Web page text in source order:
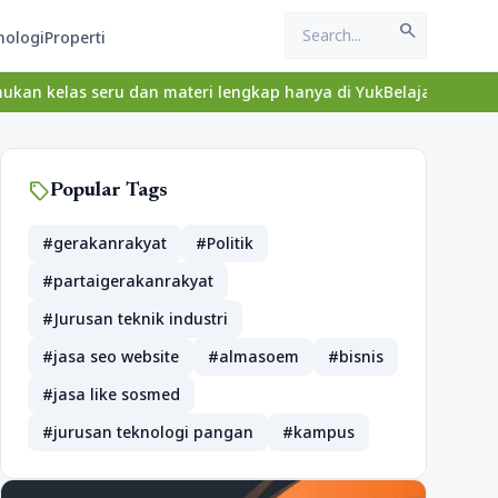
Properti search
dan materi lengkap hanya di YukBelajar.com. Mulai
sellPopular Tags
#gerakanrakyat
#Politik
#partaigerakanrakyat
#Jurusan teknik industri
#jasa seo website
#almasoem
#bisnis
#jasa like sosmed
#jurusan teknologi pangan
#kampus